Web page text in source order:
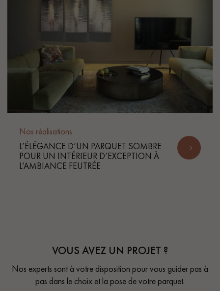
Nos réalisations
L’ÉLÉGANCE D’UN PARQUET SOMBRE
POUR UN INTÉRIEUR D’EXCEPTION À
L’AMBIANCE FEUTRÉE
VOUS AVEZ UN PROJET ?
Nos experts sont à votre disposition pour vous guider pas à
pas dans le choix et la pose de votre parquet.